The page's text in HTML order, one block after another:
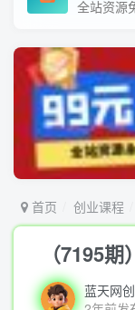
全站资源
首页 创业课程
（7195
蓝天网创